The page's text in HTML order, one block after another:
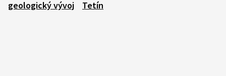
geologický vývoj
Tetín